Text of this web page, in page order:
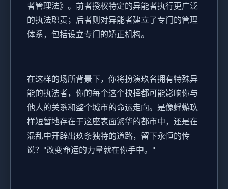
者管理法》。前者授权特定的异能者执行更广泛
的执法职责；后者则对异能者建立了专门的管理
体系，包括设立专门的矫正机构。
在这样的场所背景下，你将扮演玖名拥有特殊异
能的执法者，你的每个这个抉择都可能影响你与
他人的关系和整个城市的命运走向。是像蜉蝣玖
样短暂地存在于这座表面繁华的都市中，还是在
混乱中开辟出玖条独特的道路，留下永恒的传
说？"改变命运的力量就在你手中。"